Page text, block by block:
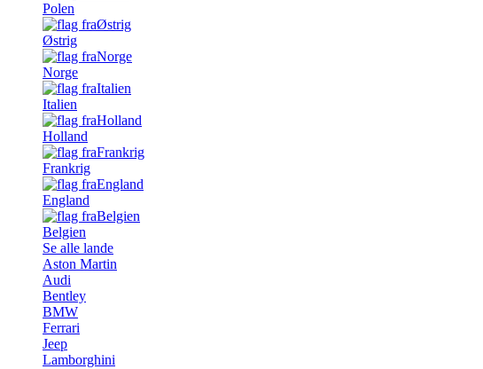
Polen
Østrig
Norge
Italien
Holland
Frankrig
England
Belgien
Se alle lande
Aston Martin
Audi
Bentley
BMW
Ferrari
Jeep
Lamborghini